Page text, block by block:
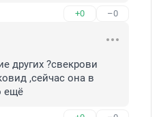
+0 –0
других ?свекрови
,сейчас она в
ещё